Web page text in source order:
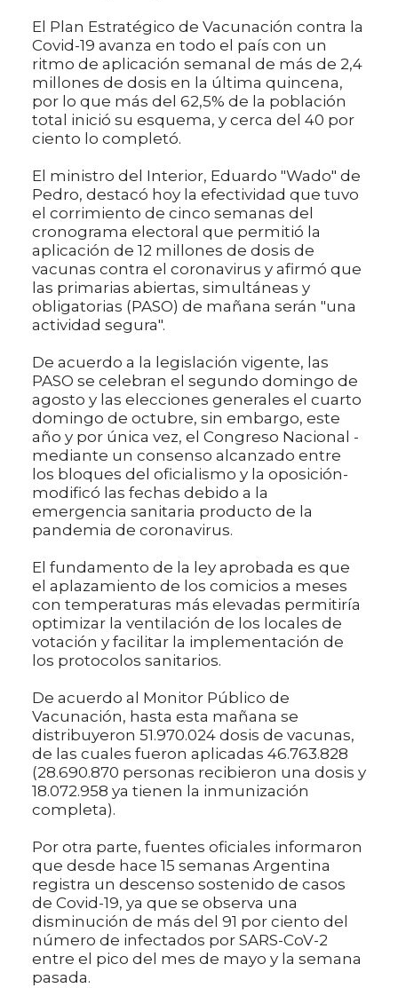
El Plan Estratégico de Vacunación contra la
Covid-19 avanza en todo el país con un
ritmo de aplicación semanal de más de 2,4
millones de dosis en la última quincena,
por lo que más del 62,5% de la población
total inició su esquema, y cerca del 40 por
ciento lo completó.
El ministro del Interior, Eduardo "Wado" de
Pedro, destacó hoy la efectividad que tuvo
el corrimiento de cinco semanas del
cronograma electoral que permitió la
aplicación de 12 millones de dosis de
vacunas contra el coronavirus y afirmó que
las primarias abiertas, simultáneas y
obligatorias (PASO) de mañana serán "una
actividad segura".
De acuerdo a la legislación vigente, las
PASO se celebran el segundo domingo de
agosto y las elecciones generales el cuarto
domingo de octubre, sin embargo, este
año y por única vez, el Congreso Nacional -
mediante un consenso alcanzado entre
los bloques del oficialismo y la oposición-
modificó las fechas debido a la
emergencia sanitaria producto de la
pandemia de coronavirus.
El fundamento de la ley aprobada es que
el aplazamiento de los comicios a meses
con temperaturas más elevadas permitiría
optimizar la ventilación de los locales de
votación y facilitar la implementación de
los protocolos sanitarios.
De acuerdo al Monitor Público de
Vacunación, hasta esta mañana se
distribuyeron 51.970.024 dosis de vacunas,
de las cuales fueron aplicadas 46.763.828
(28.690.870 personas recibieron una dosis y
18.072.958 ya tienen la inmunización
completa).
Por otra parte, fuentes oficiales informaron
que desde hace 15 semanas Argentina
registra un descenso sostenido de casos
de Covid-19, ya que se observa una
disminución de más del 91 por ciento del
número de infectados por SARS-CoV-2
entre el pico del mes de mayo y la semana
pasada.